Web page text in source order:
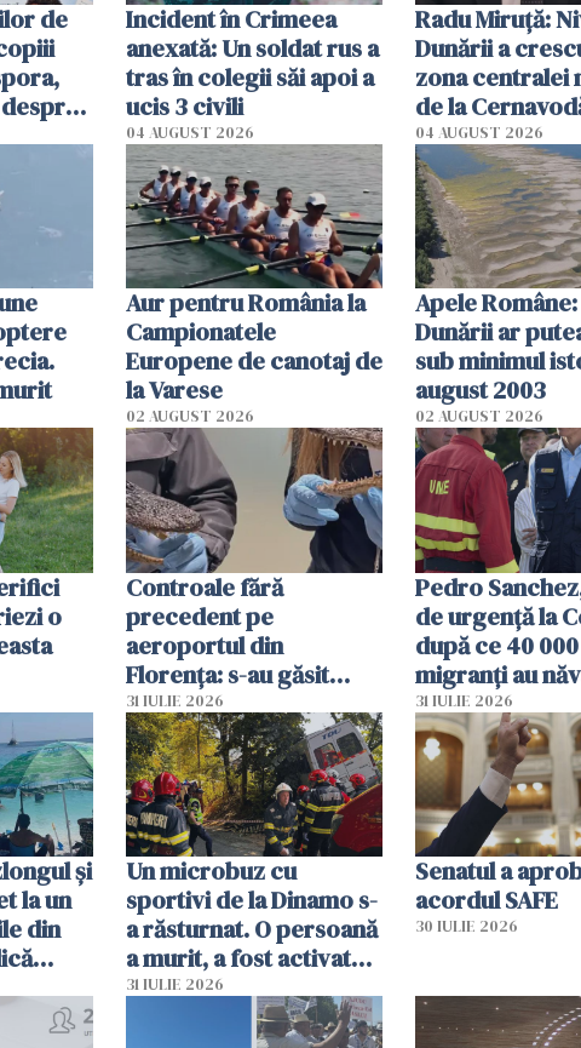
de
volum
Incident în Crimeea
anexată: Un soldat rus a
tras în colegii săi apoi a
ucis 3 civili
04 AUGUST 2026
Radu Miruţă:
Dunării a
zona centralei
de la
cm faţă de
04 AUGUST 2026
Aur pentru România la
Campionatele
Europene de canotaj de
la Varese
02 AUGUST 2026
Apele
Dunării ar
sub minimul
august 2003
02 AUGUST 2026
o
Controale fără
precedent pe
aeroportul din
Florența: s-au găsit
capete de aligator și o
sumă imensă de bani
31 IULIE 2026
Pedro
de urgență la
după ce 40
migranți au
teritoriul
mobiliza toate
resursele"
31 IULIE 2026
și
la un
din
Un microbuz cu
sportivi de la Dinamo s-
a răsturnat. O persoană
a murit, a fost activat
planul roșu de
31 IULIE 2026
Senatul a
acordul SAFE
30 IULIE 2026